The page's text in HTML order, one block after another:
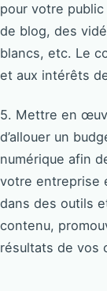
pour votre
de blog, des
blancs, etc. Le
et aux intérêts
5. Mettre en
d’allouer un
numérique afin
votre entreprise
dans des outils
contenu,
résultats de vos